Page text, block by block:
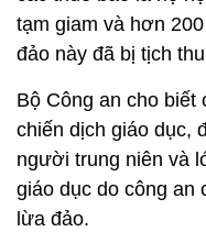
tạm giam và hơn
đảo này đã bị tịch
Bộ Công an cho biết
chiến dịch giáo dục,
người trung niên và
giáo dục do công an
lừa đảo.